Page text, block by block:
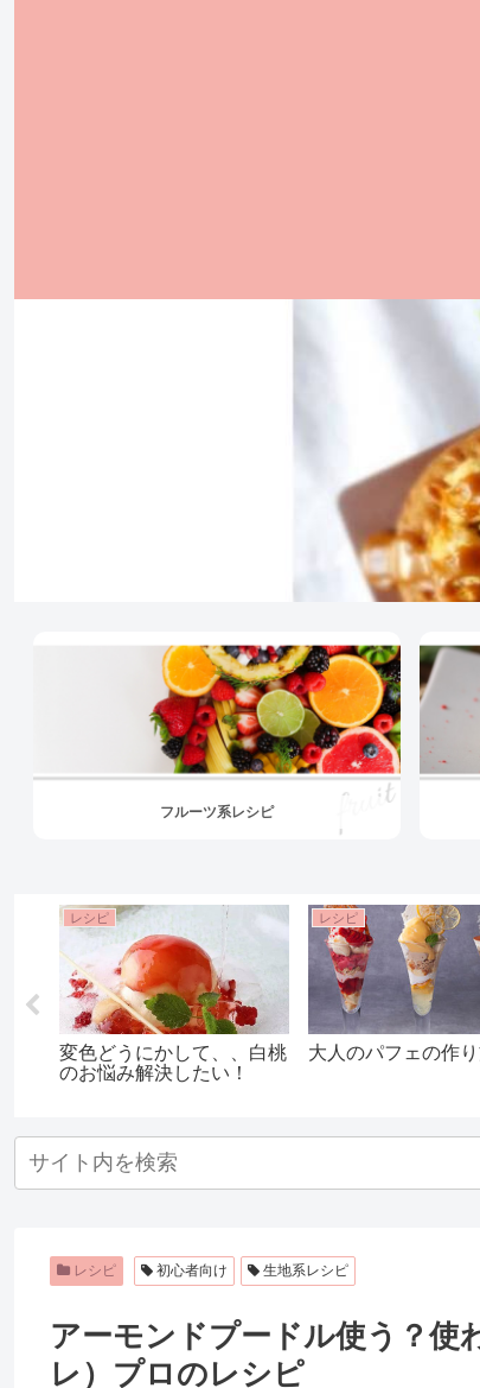
フルーツ系レシピ
レシピ
変色どうにかして、、白桃
のお悩み解決したい！
レシピ
大人のパフェの作
レシピ 初心者向け 生地系レシピ
アーモンドプードル使う？使
レ）プロのレシピ